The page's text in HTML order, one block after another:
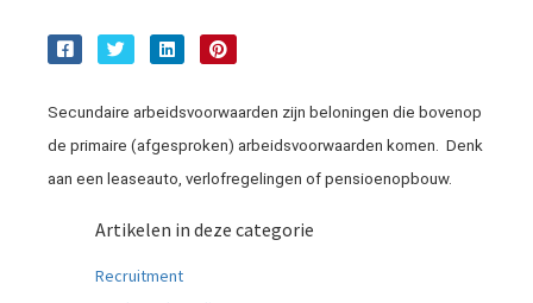
Secundaire arbeidsvoorwaarden zijn beloningen die bovenop
de primaire (afgesproken) arbeidsvoorwaarden komen. Denk
aan een leaseauto, verlofregelingen of pensioenopbouw.
Artikelen in deze categorie
Recruitment